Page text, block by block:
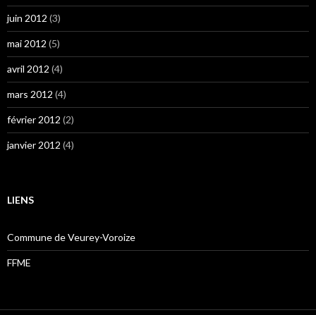
juin 2012 (3)
mai 2012 (5)
avril 2012 (4)
mars 2012 (4)
février 2012 (2)
janvier 2012 (4)
LIENS
Commune de Veurey-Voroize
FFME